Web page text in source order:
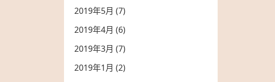
2019年5月 (7)
2019年4月 (6)
2019年3月 (7)
2019年1月 (2)